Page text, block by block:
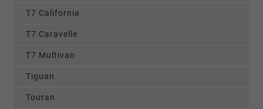
T7 California
T7 Caravelle
T7 Multivan
Tiguan
Touran